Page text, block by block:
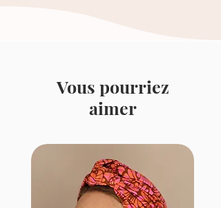
Vous pourriez
aimer